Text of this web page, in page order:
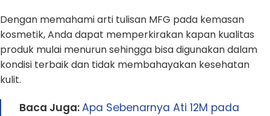
Dengan memahami arti tulisan MFG pada kemasan
kosmetik, Anda dapat memperkirakan kapan kualitas
produk mulai menurun sehingga bisa digunakan dalam
kondisi terbaik dan tidak membahayakan kesehatan
kulit.
Baca Juga:Apa Sebenarnya Ati 12M pada